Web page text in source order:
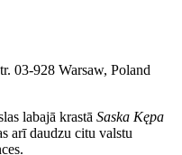
03-928 Warsaw, Poland
labajā krastā Saska Kępa
arī daudzu citu valstu